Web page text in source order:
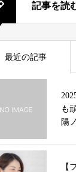
記事を読
最近の記事
も
陽
の？
【